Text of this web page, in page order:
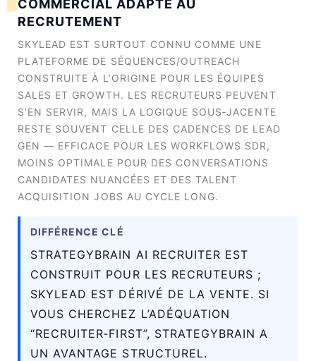
COMMERCIAL ADAPTÉ AU
RECRUTEMENT
SKYLEAD EST SURTOUT CONNU COMME UNE
PLATEFORME DE SÉQUENCES/OUTREACH
CONSTRUITE À L’ORIGINE POUR LES ÉQUIPES
SALES ET GROWTH. LES RECRUTEURS PEUVENT
S’EN SERVIR, MAIS LA LOGIQUE SOUS‑JACENTE
RESTE SOUVENT CELLE DES CADENCES DE LEAD
GEN — EFFICACE POUR LES WORKFLOWS SDR,
MOINS OPTIMALE POUR DES CONVERSATIONS
CANDIDATES NUANCÉES ET DES TALENT
ACQUISITION JOBS AU CYCLE LONG.
DIFFÉRENCE CLÉ
STRATEGYBRAIN AI RECRUITER EST
CONSTRUIT POUR LES RECRUTEURS ;
SKYLEAD EST DÉRIVÉ DE LA VENTE. SI
VOUS CHERCHEZ L’ADÉQUATION
“RECRUITER‑FIRST”, STRATEGYBRAIN A
UN AVANTAGE STRUCTUREL.